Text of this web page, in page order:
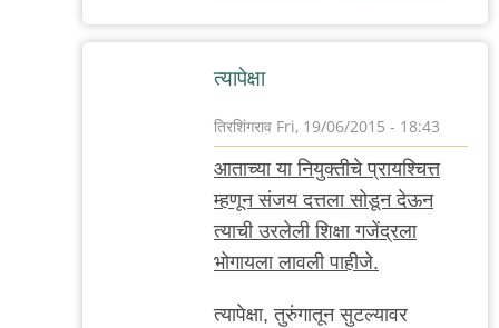
त्यापेक्षा
तिरशिंगराव Fri, 19/06/2015 - 18:43
चिंज..?
प्रसन्ना१६११
आताच्या या नियुक्तीचे प्रायश्चित्त
म्हणून संजय दत्तला सोडून देऊन
त्याची उरलेली शिक्षा गजेंद्रला
भोगायला लावली पाहीजे.
त्यापेक्षा, तुरुंगातून सुटल्यावर